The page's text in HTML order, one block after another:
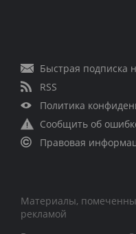
Быстрая подписка
RSS
Политика
Сообщить об
Правовая
Материалы,
рекламой